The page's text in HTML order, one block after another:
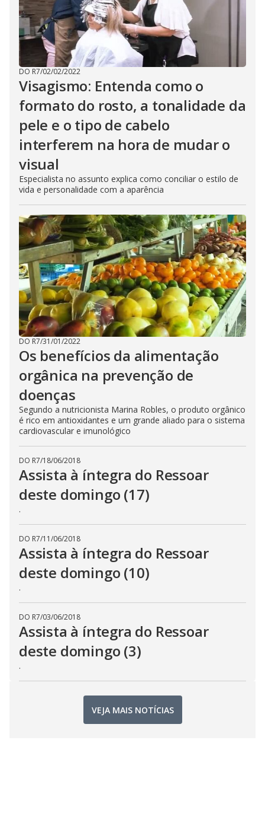
DO R7/02/02/2022
Visagismo: Entenda como o
formato do rosto, a tonalidade da
pele e o tipo de cabelo
interferem na hora de mudar o
visual
Especialista no assunto explica como conciliar o estilo de
vida e personalidade com a aparência
DO R7/31/01/2022
Os benefícios da alimentação
orgânica na prevenção de
doenças
Segundo a nutricionista Marina Robles, o produto orgânico
é rico em antioxidantes e um grande aliado para o sistema
cardiovascular e imunológico
DO R7/18/06/2018
Assista à íntegra do Ressoar
deste domingo (17)
.
DO R7/11/06/2018
Assista à íntegra do Ressoar
deste domingo (10)
.
DO R7/03/06/2018
Assista à íntegra do Ressoar
deste domingo (3)
.
VEJA MAIS NOTÍCIAS